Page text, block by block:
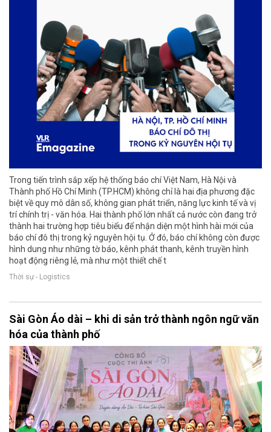
Trong tiến trình sắp xếp hệ thống báo chí Việt Nam, Hà Nội và
Thành phố Hồ Chí Minh (TP.HCM) không chỉ là hai địa phương đặc
biệt về quy mô dân số, không gian phát triển, năng lực kinh tế và vị
trí chính trị - văn hóa. Hai thành phố lớn nhất cả nước còn đang trở
thành hai trường hợp tiêu biểu để nhận diện một hình hài mới của
báo chí đô thị trong kỷ nguyên hội tụ. Ở đó, báo chí không còn được
hình dung như những tờ báo, kênh phát thanh, kênh truyền hình
hoạt động riêng lẻ, mà như một thiết chế t
Thời sự - Logistics
Sài Gòn Áo dài – khi di sản trở thành ngôn ngữ văn
hóa của thành phố